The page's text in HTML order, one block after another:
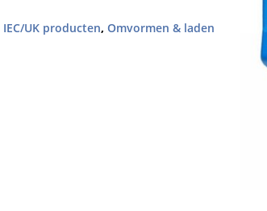
IEC/UK producten, Omvormen & laden